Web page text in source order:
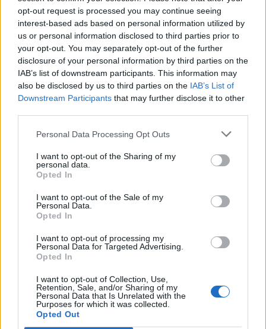
opt-out request is processed you may continue seeing
interest-based ads based on personal information utilized by
us or personal information disclosed to third parties prior to
your opt-out. You may separately opt-out of the further
disclosure of your personal information by third parties on the
IAB’s list of downstream participants. This information may
also be disclosed by us to third parties on the IAB’s List of
Downstream Participants that may further disclose it to other
Personal Data Processing Opt Outs
I want to opt-out of the Sharing of my
personal data.
Opted In
I want to opt-out of the Sale of my
Personal Data.
Opted In
I want to opt-out of processing my
Personal Data for Targeted Advertising.
Opted In
I want to opt-out of Collection, Use,
Retention, Sale, and/or Sharing of my
Personal Data that Is Unrelated with the
Purposes for which it was collected.
Opted Out
este muito aguardado modelo. Usufruindo de 5 anos
de garantia, que podem ser estendidos a sete anos
com o Suzuki Care. A rede de concessionários
Suzuki encontra-se disponível para prestar todos os
esclarecimentos sobre o modelo, as suas
características e condições comerciais. Ainda assim
a informação pode ser consultada em
www.suzukimoto.pt/
Tags: motos
Revista Motos
Suzuki
Suzuki Motos
Suzuki SV-7GX
RELACIONADOS